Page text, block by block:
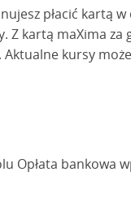
płacić kartą
Z kartą maXima
kursy
Opłata bankowa